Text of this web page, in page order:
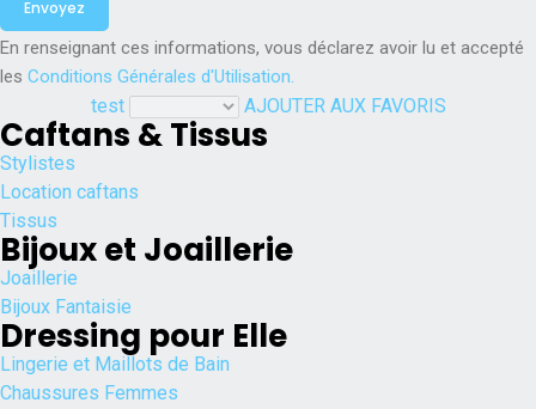
En renseignant ces informations, vous déclarez avoir lu et accepté
les Conditions Générales d'Utilisation.
test AJOUTER AUX FAVORIS
Caftans & Tissus
Stylistes
Location caftans
Tissus
Bijoux et Joaillerie
Joaillerie
Bijoux Fantaisie
Dressing pour Elle
Lingerie et Maillots de Bain
Chaussures Femmes